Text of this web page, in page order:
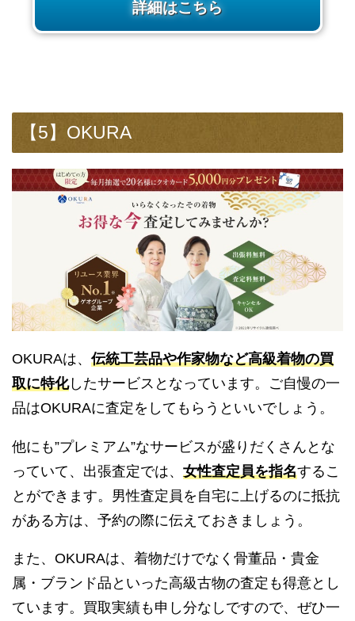
詳細はこちら
【5】OKURA
OKURAは、 伝統工芸品や作家物など高級着物の買
取に特化したサービスとなっています。ご自慢の一
品はOKURAに査定をしてもらうといいでしょう。
他にも”プレミアム”なサービスが盛りだくさんとな
っていて、出張査定では、 女性査定員を指名するこ
とができます。男性査定員を自宅に上げるのに抵抗
がある方は、予約の際に伝えておきましょう。
また、OKURAは、着物だけでなく骨董品・貴金
属・ブランド品といった高級古物の査定も得意とし
ています。買取実績も申し分なしですので、ぜひ一